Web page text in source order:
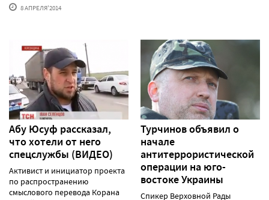
8 АПРЕЛЯ'2014
Абу Юсуф рассказал,
что хотели от него
спецслужбы (ВИДЕО)
Активист и инициатор проекта
по распространению
смыслового перевода Корана
Турчинов объявил о
начале
антитеррористической
операции на юго-
востоке Украины
Спикер Верховной Рады